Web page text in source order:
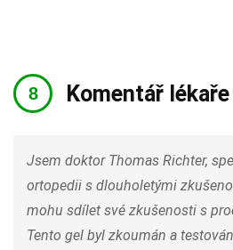
Komentář lékaře
Jsem doktor Thomas Richter,
ortopedii s dlouholetými
mohu sdílet své zkušenosti s
Tento gel byl zkoumán a